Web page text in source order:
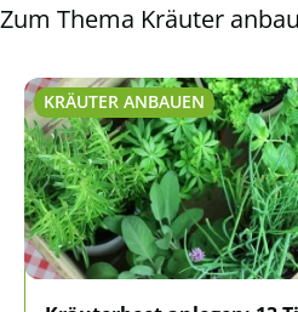
Zum Thema Kräuter
KRÄUTER ANBAUEN